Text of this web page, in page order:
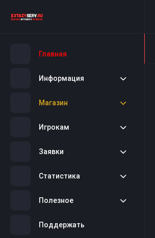
Главная
Информация
Магазин
Игрокам
Заявки
Статистика
Полезное
Поддержать